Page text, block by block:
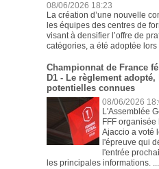
08/06/2026 18:23
La création d’une nouvelle
les équipes des centres de
visant à densifier l’offre de
catégories, a été adoptée lors
Championnat de France
D1 - Le règlement
potentielles connues
08/06/2026
L'Assemblée
FFF
Ajaccio a voté
l'épreuve qui
l'entrée
les principales informations. ...